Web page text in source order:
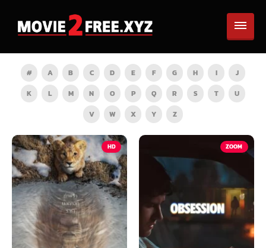
# A B C D E F G H I
J
K
L M N O P Q R S T
U
V
W X Y Z
HD